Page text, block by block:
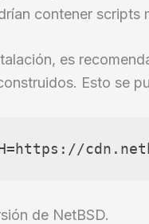
contener scripts
es
Esto se
de NetBSD.